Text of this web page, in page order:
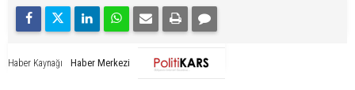
Haber Kaynağı Haber Merkezi